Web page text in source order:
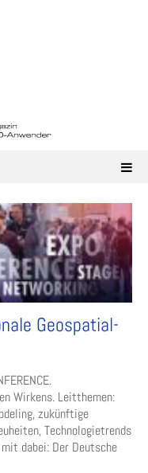
Geospatial-
Wirkens. Leitthemen:
zukünftige
Technologietrends
dabei: Der Deutsche